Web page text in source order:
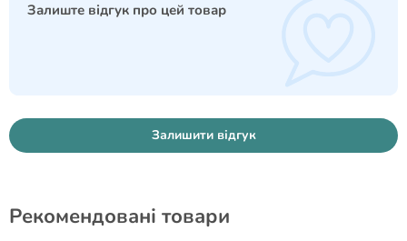
Залиште відгук про цей товар
Залишити відгук
Рекомендовані товари